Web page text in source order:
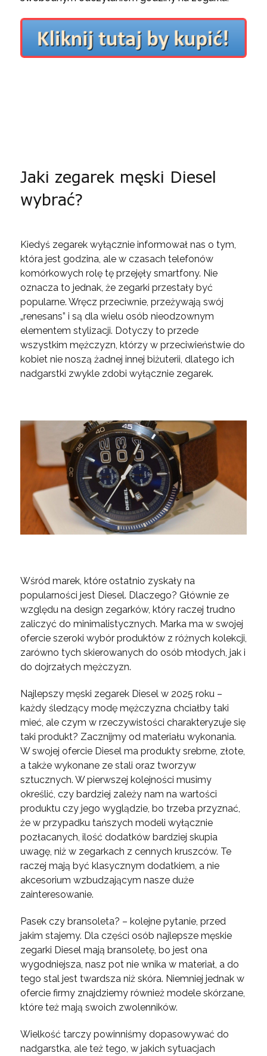
Jaki zegarek męski Diesel
wybrać?
Kiedyś zegarek wyłącznie informował nas o tym,
która jest godzina, ale w czasach telefonów
komórkowych rolę tę przejęły smartfony. Nie
oznacza to jednak, że zegarki przestały być
popularne. Wręcz przeciwnie, przeżywają swój
„renesans” i są dla wielu osób nieodzownym
elementem stylizacji. Dotyczy to przede
wszystkim mężczyzn, którzy w przeciwieństwie do
kobiet nie noszą żadnej innej biżuterii, dlatego ich
nadgarstki zwykle zdobi wyłącznie zegarek.
Wśród marek, które ostatnio zyskały na
popularności jest Diesel. Dlaczego? Głównie ze
względu na design zegarków, który raczej trudno
zaliczyć do minimalistycznych. Marka ma w swojej
ofercie szeroki wybór produktów z różnych kolekcji,
zarówno tych skierowanych do osób młodych, jak i
do dojrzałych mężczyzn.
Najlepszy męski zegarek Diesel w 2025 roku –
każdy śledzący modę mężczyzna chciałby taki
mieć, ale czym w rzeczywistości charakteryzuje się
taki produkt? Zacznijmy od materiału wykonania.
W swojej ofercie Diesel ma produkty srebrne, złote,
a także wykonane ze stali oraz tworzyw
sztucznych. W pierwszej kolejności musimy
określić, czy bardziej zależy nam na wartości
produktu czy jego wyglądzie, bo trzeba przyznać,
że w przypadku tańszych modeli wyłącznie
pozłacanych, ilość dodatków bardziej skupia
uwagę, niż w zegarkach z cennych kruszców. Te
raczej mają być klasycznym dodatkiem, a nie
akcesorium wzbudzającym nasze duże
zainteresowanie.
Pasek czy bransoleta? – kolejne pytanie, przed
jakim stajemy. Dla części osób najlepsze męskie
zegarki Diesel mają bransoletę, bo jest ona
wygodniejsza, nasz pot nie wnika w materiał, a do
tego stal jest twardsza niż skóra. Niemniej jednak w
ofercie firmy znajdziemy również modele skórzane,
które też mają swoich zwolenników.
Wielkość tarczy powinniśmy dopasowywać do
nadgarstka, ale też tego, w jakich sytuacjach